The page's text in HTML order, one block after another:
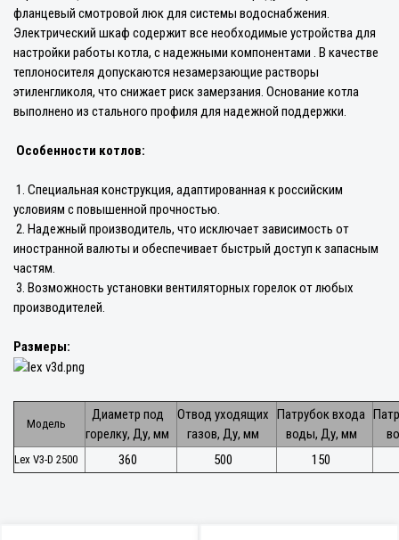
фланцевый смотровой люк для системы водоснабжения.
Электрический шкаф содержит все необходимые устройства для
настройки работы котла, с надежными компонентами . В качестве
теплоносителя допускаются незамерзающие растворы
этиленгликоля, что снижает риск замерзания. Основание котла
выполнено из стального профиля для надежной поддержки.
Особенности котлов:
1. Специальная конструкция, адаптированная к российским
условиям с повышенной прочностью.
2. Надежный производитель, что исключает зависимость от
иностранной валюты и обеспечивает быстрый доступ к запасным
частям.
3. Возможность установки вентиляторных горелок от любых
производителей.
Размеры:
Модель
Диаметр под
горелку, Ду, мм
Отвод уходящих
газов, Ду, мм
Патрубок входа
воды, Ду, мм
Lex V3-D 2500 360 500 150